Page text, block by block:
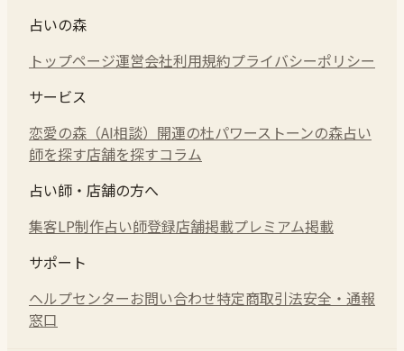
占いの森
トップページ運営会社利用規約プライバシーポリシー
サービス
恋愛の森（AI相談） 開運の杜パワーストーンの森占い
師を探す店舗を探すコラム
占い師・店舗の方へ
集客LP制作占い師登録店舗掲載プレミアム掲載
サポート
ヘルプセンターお問い合わせ特定商取引法安全・通報
窓口